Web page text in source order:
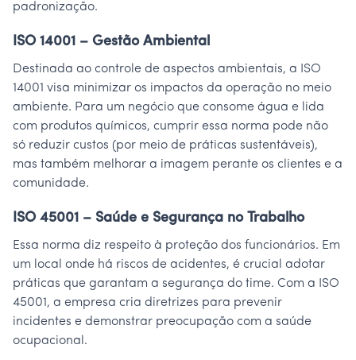
padronização.
ISO 14001 – Gestão Ambiental
Destinada ao controle de aspectos ambientais, a ISO
14001 visa minimizar os impactos da operação no meio
ambiente. Para um negócio que consome água e lida
com produtos químicos, cumprir essa norma pode não
só reduzir custos (por meio de práticas sustentáveis),
mas também melhorar a imagem perante os clientes e a
comunidade.
ISO 45001 – Saúde e Segurança no Trabalho
Essa norma diz respeito à proteção dos funcionários. Em
um local onde há riscos de acidentes, é crucial adotar
práticas que garantam a segurança do time. Com a ISO
45001, a empresa cria diretrizes para prevenir
incidentes e demonstrar preocupação com a saúde
ocupacional.